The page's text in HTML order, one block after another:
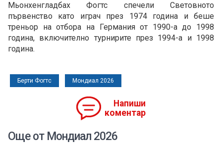
Мьонхенгладбах Фогтс спечели Световното
първенство като играч през 1974 година и беше
треньор на отбора на Германия от 1990-а до 1998
година, включително турнирите през 1994-а и 1998
година.
Берти Фогтс Мондиал 2026
Напиши
коментар
Още от Мондиал 2026